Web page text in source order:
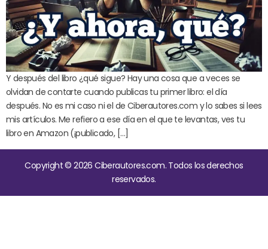
Y después del libro ¿qué sigue? Hay una cosa que a veces se
olvidan de contarte cuando publicas tu primer libro: el día
después. No es mi caso ni el de Ciberautores.com y lo sabes si lees
mis artículos. Me refiero a ese día en el que te levantas, ves tu
libro en Amazon (¡publicado, […]
Copyright © 2026 Ciberautores.com. Todos los derechos
reservados.